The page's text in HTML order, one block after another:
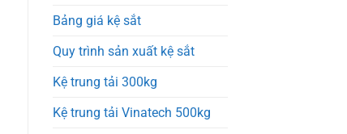
Bảng giá kệ sắt
Quy trình sản xuất kệ sắt
Kệ trung tải 300kg
Kệ trung tải Vinatech 500kg